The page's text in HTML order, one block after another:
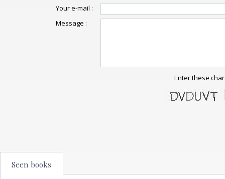
Your e-mail :
Message :
Enter these
Seen books